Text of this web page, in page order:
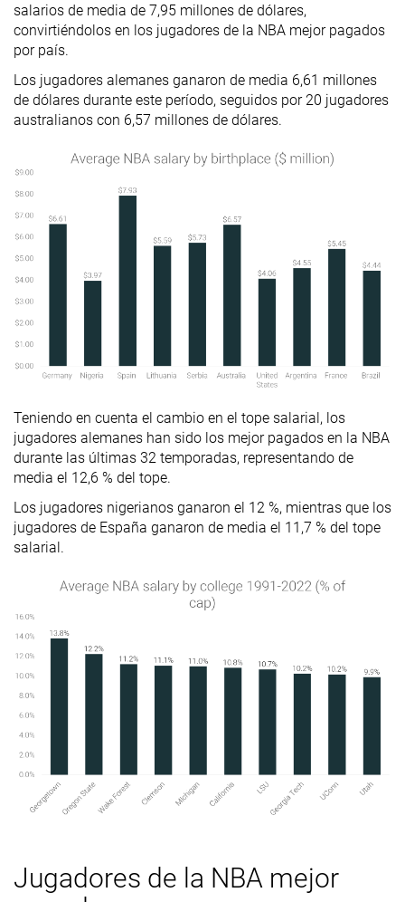
salarios de media de 7,95 millones de dólares,
convirtiéndolos en los jugadores de la NBA mejor pagados
por país.
Los jugadores alemanes ganaron de media 6,61 millones
de dólares durante este período, seguidos por 20 jugadores
australianos con 6,57 millones de dólares.
Teniendo en cuenta el cambio en el tope salarial, los
jugadores alemanes han sido los mejor pagados en la NBA
durante las últimas 32 temporadas, representando de
media el 12,6 % del tope.
Los jugadores nigerianos ganaron el 12 %, mientras que los
jugadores de España ganaron de media el 11,7 % del tope
salarial.
Jugadores de la NBA mejor